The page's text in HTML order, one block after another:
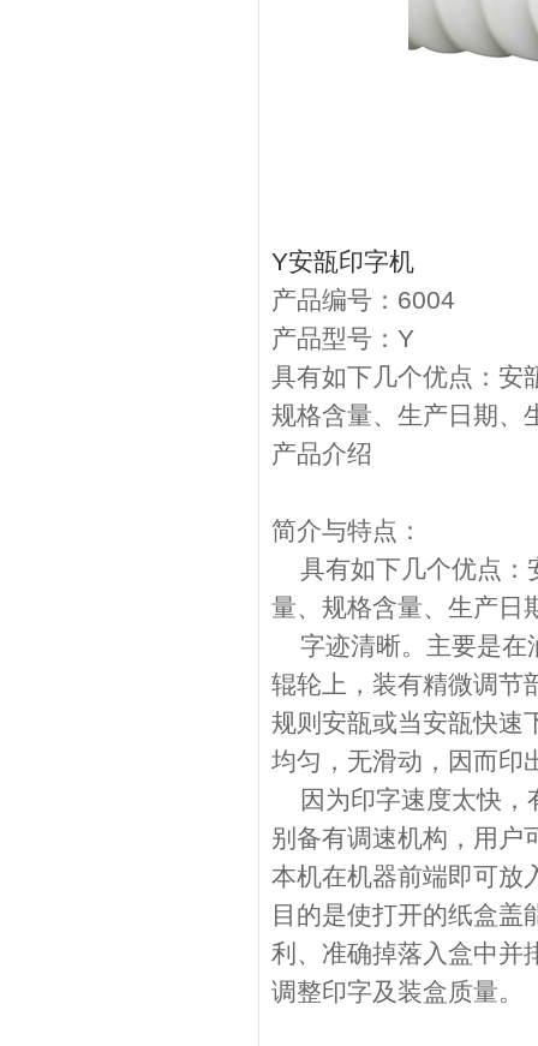
Y安瓿印字机
产品编号：6004
产品型号：Y
具有如下几个优点：安
规格含量、生产日期、
产品介绍
简介与特点：
具有如下几个优点：
量、规格含量、生产日
字迹清晰。主要是在
辊轮上，装有精微调节
规则安瓿或当安瓿快速
均匀，无滑动，因而印
因为印字速度太快，
别备有调速机构，用户
本机在机器前端即可放
目的是使打开的纸盒盖
利、准确掉落入盒中并
调整印字及装盒质量。